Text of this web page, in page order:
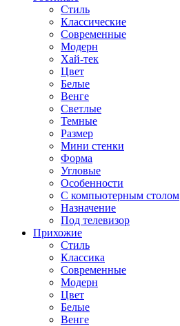
Стиль
Классические
Современные
Модерн
Хай-тек
Цвет
Белые
Венге
Светлые
Темные
Размер
Мини стенки
Форма
Угловые
Особенности
С компьютерным столом
Назначение
Под телевизор
Прихожие
Стиль
Классика
Современные
Модерн
Цвет
Белые
Венге